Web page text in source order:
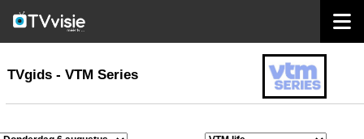
TVgids
TVgids - VTM Series